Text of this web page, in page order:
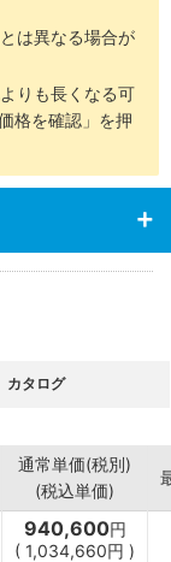
は異なる場合が
りも長くなる可
格を確認」を押
カタログ
通常単価(税別)
(税込単価)
940,600円
( 1,034,660円 )